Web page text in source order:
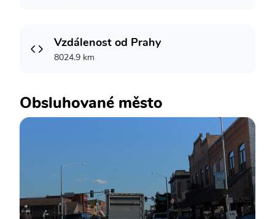
Vzdálenost od Prahy
8024.9 km
Obsluhované město